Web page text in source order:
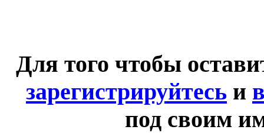
Для того чтобы
зарегистрируйтесь и
под своим